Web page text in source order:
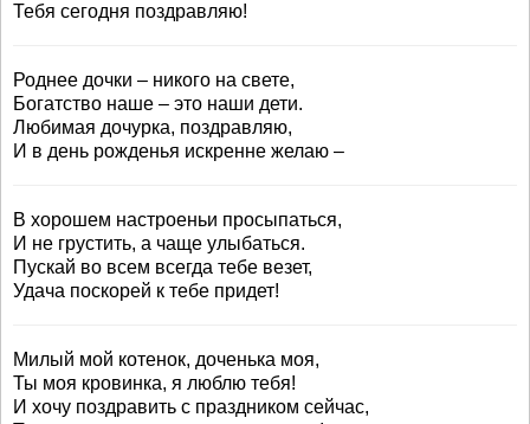
Тебя сегодня поздравляю!
Роднее дочки – никого на свете,
Богатство наше – это наши дети.
Любимая дочурка, поздравляю,
И в день рожденья искренне желаю –
В хорошем настроеньи просыпаться,
И не грустить, а чаще улыбаться.
Пускай во всем всегда тебе везет,
Удача поскорей к тебе придет!
Милый мой котенок, доченька моя,
Ты моя кровинка, я люблю тебя!
И хочу поздравить с праздником сейчас,